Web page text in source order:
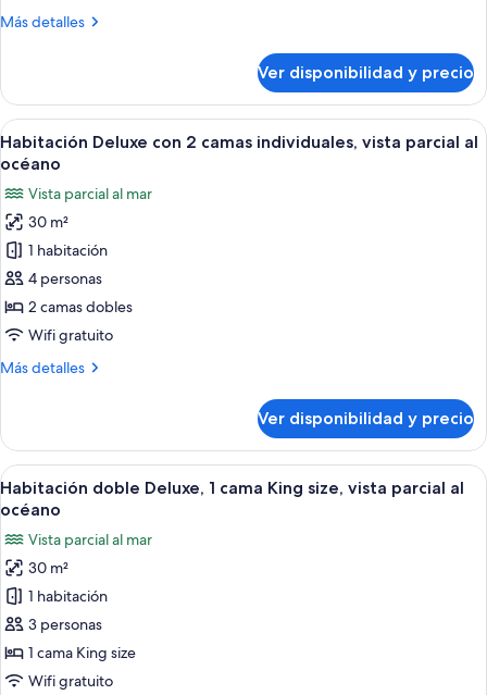
1
size
Más detalles
Más
doble
Deluxe,
1
cama
size
Ver disponibilidad y precio
Ver
todas
fotos
de
Habitación
Deluxe
con
2
individuales,
al
océano
Habitación de hotel con dos camas,
4
Habitación Deluxe con 2 camas individuales, vista parcial al
océano
Vista parcial al mar
30 m²
1 habitación
4 personas
2 camas dobles
Wifi gratuito
Más detalles
Más
Deluxe
con
2
camas
vista
parcial
al
océano
Ver disponibilidad y precio
Ver
todas
fotos
de
Habitación
doble
Deluxe,
1
Habitación de hotel con una cama
5
Habitación doble Deluxe, 1 cama King size, vista parcial al
océano
Vista parcial al mar
30 m²
1 habitación
3 personas
1 cama King size
Wifi gratuito